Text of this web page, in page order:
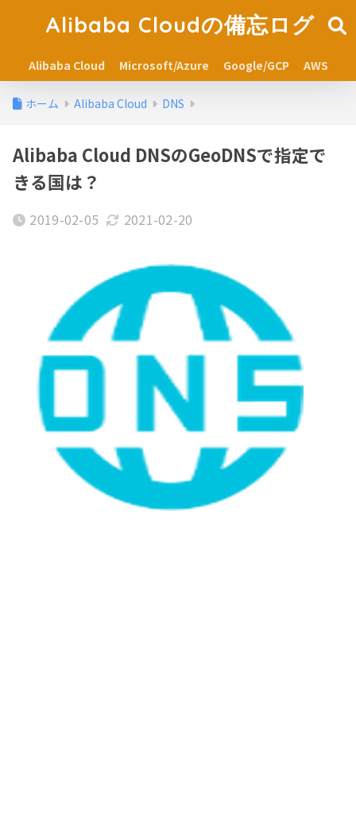
Alibaba Cloudの備忘ログ
Alibaba Cloud Microsoft/Azure Google/GCP AWS
ホーム Alibaba Cloud DNS
Alibaba Cloud DNSのGeoDNSで指定で
きる国は？
2019-02-05 2021-02-20